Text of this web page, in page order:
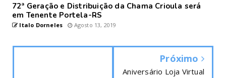
72ª Geração e Distribuição da Chama Crioula será
em Tenente Portela-RS
Italo Dorneles Agosto 13, 2019
Próximo
Aniversário Loja Virtual